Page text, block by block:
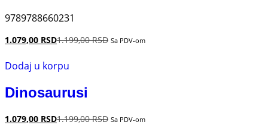
9789788660231
1.079,00 RSD1.199,00RSD Sa PDV-om
Dodaj u korpu
Dinosaurusi
1.079,00 RSD1.199,00RSD Sa PDV-om